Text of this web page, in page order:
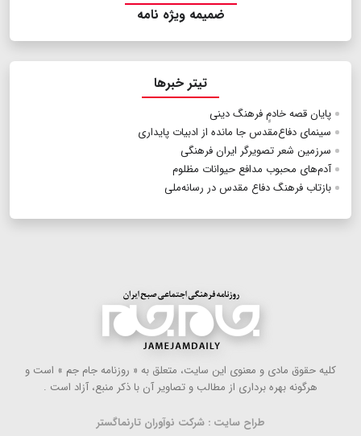
ضمیمه ویژه نامه
تیتر خبرها
پایان قصه خادمِِ فرهنگ دینی
سینمای دفاع‌مقدس جا مانده از ادبیات پایداری
سرزمین شعر تصویرگر ایران فرهنگی
آدم‌های محبوب مدافع حیوانات مظلوم
بازتاب فرهنگ دفاع مقدس در رسانه‌ملی
كلیه حقوق مادی و معنوی این سایت، متعلق به « روزنامه جام جم » است و
هرگونه بهره ‌برداری از مطالب و تصاویر آن با ذكر منبع، آزاد است .
طراح سایت : شرکت نوآوران تارنماگستر